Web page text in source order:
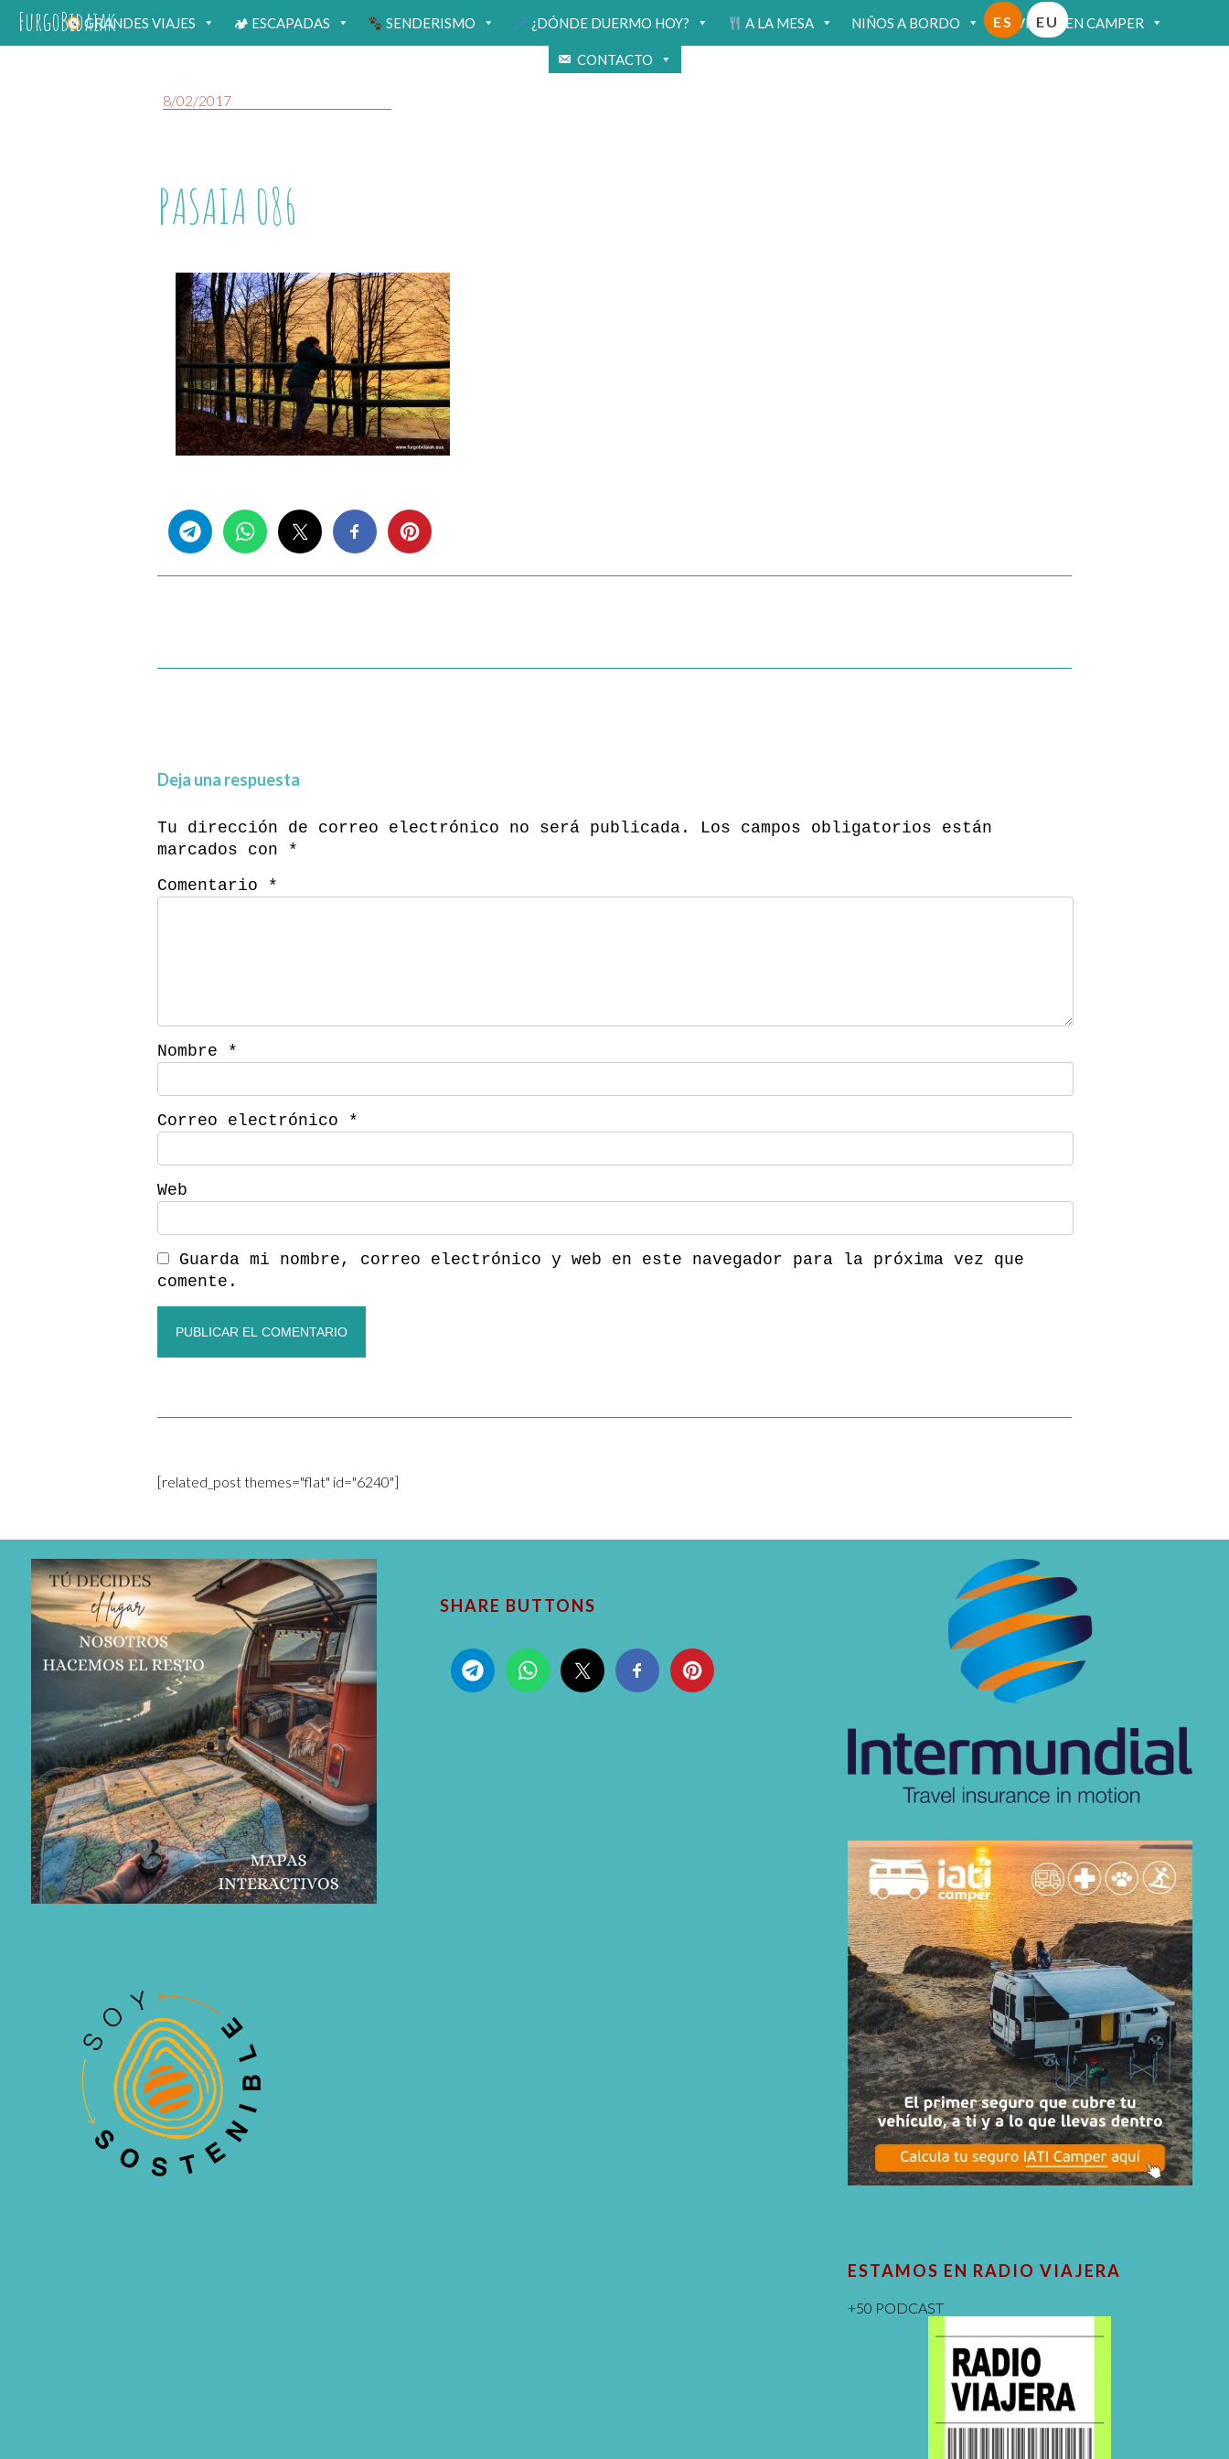
FurgoBidaiakGRANDES VIAJES 🏕 ESCAPADAS SENDERISMO ¿DÓNDE DUERMO HOY? A LA MESA NIÑOS A BORDO VIAJAR EN CAMPER
CONTACTO
ES EU
8/02/2017
PASAIA 086
Deja una respuesta
Tu dirección de correo electrónico no será publicada.
Los campos obligatorios están
marcados con *
Comentario *
Nombre *
Correo electrónico *
Web
Guarda mi nombre, correo electrónico y web en este navegador para la próxima vez que
comente.
[related_post themes="flat" id="6240"]
SHARE BUTTONS
ESTAMOS EN RADIO VIAJERA
+50 PODCAST